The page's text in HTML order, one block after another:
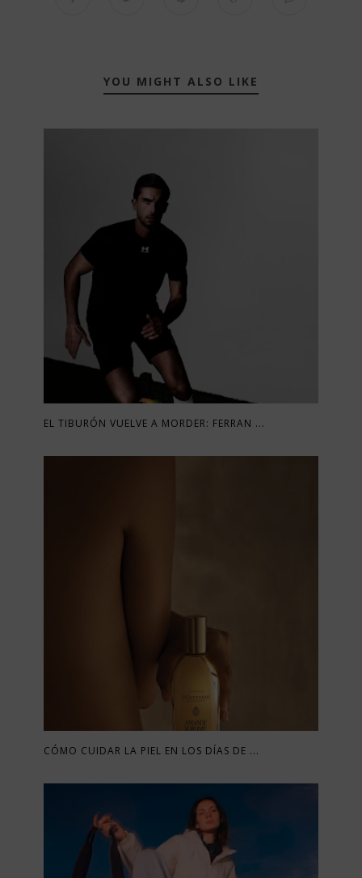
YOU MIGHT ALSO LIKE
EL TIBURÓN VUELVE A MORDER: FERRAN ...
CÓMO CUIDAR LA PIEL EN LOS DÍAS DE ...